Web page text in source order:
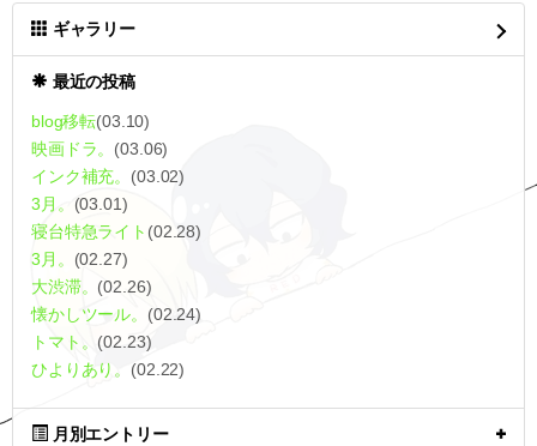
ギャラリー
最近の投稿
blog移転(03.10)
映画ドラ。 (03.06)
インク補充。 (03.02)
3月。 (03.01)
寝台特急ライト (02.28)
3月。 (02.27)
大渋滞。 (02.26)
懐かしツール。 (02.24)
トマト。 (02.23)
ひよりあり。 (02.22)
月別エントリー